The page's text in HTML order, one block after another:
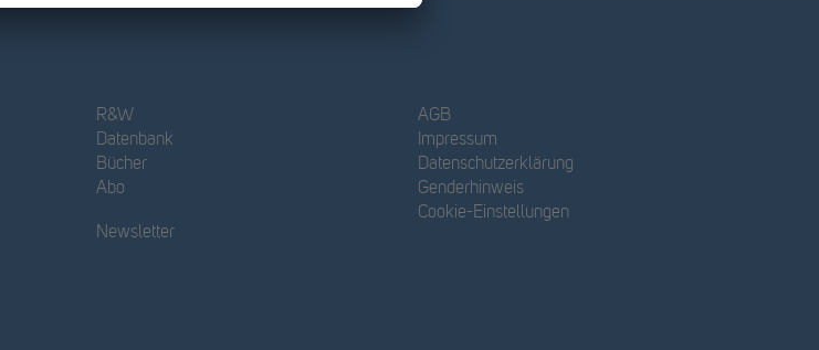
R&W
Datenbank
Bücher
Abo
Newsletter
AGB
Impressum
Datenschutzerklärung
Genderhinweis
Cookie-Einstellungen